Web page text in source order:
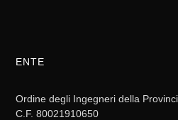
ENTE
Ordine degli Ingegneri della
C.F. 80021910650